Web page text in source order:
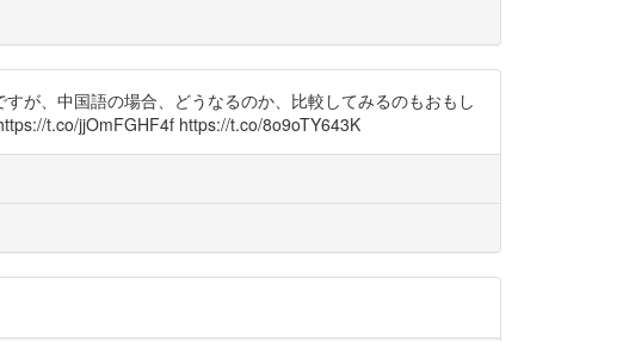
が、中国語の場合、どうなるのか、比較してみるのもおもし
t.co/jjOmFGHF4f https://t.co/8o9oTY643K